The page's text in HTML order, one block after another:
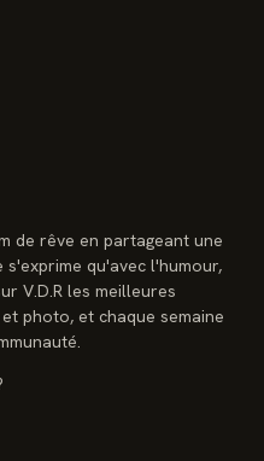
de rêve en partageant une
qu'avec l'humour,
V.D.R les meilleures
photo, et chaque semaine